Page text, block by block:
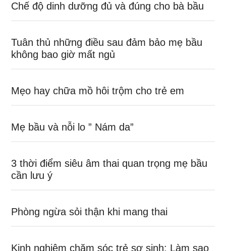
Chế độ dinh dưỡng đủ và đúng cho bà bầu
Tuân thủ những điều sau đảm bảo mẹ bầu
không bao giờ mất ngủ
Mẹo hay chữa mồ hôi trộm cho trẻ em
Mẹ bầu và nỗi lo ” Nám da”
3 thời điểm siêu âm thai quan trọng mẹ bầu
cần lưu ý
Phòng ngừa sỏi thận khi mang thai
Kinh nghiệm chăm sóc trẻ sơ sinh: Làm sao